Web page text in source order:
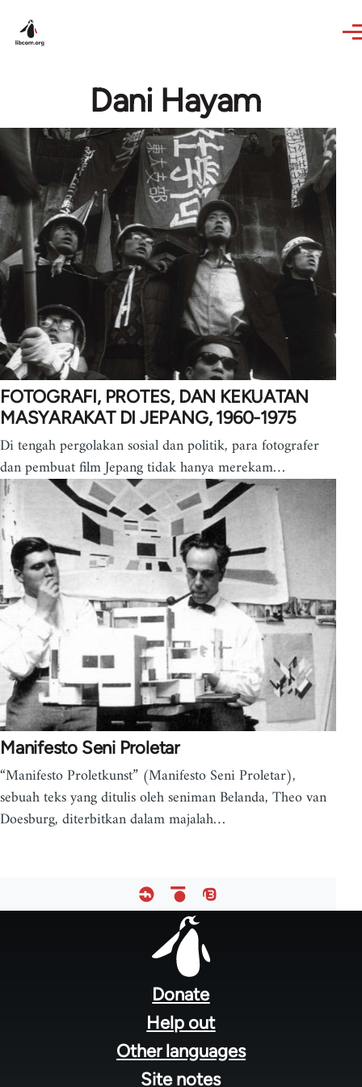
Dani Hayam
FOTOGRAFI, PROTES, DAN KEKUATAN
MASYARAKAT DI JEPANG, 1960-1975
Di tengah pergolakan sosial dan politik, para fotografer
dan pembuat film Jepang tidak hanya merekam…
Manifesto Seni Proletar
“Manifesto Proletkunst” (Manifesto Seni Proletar),
sebuah teks yang ditulis oleh seniman Belanda, Theo van
Doesburg, diterbitkan dalam majalah…
Donate
Help out
Other languages
Site notes